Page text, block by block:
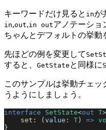
キーワードだけ見ると inが
in,out,in outアノテーショ
ちゃんとデフォルトの挙動
先ほどの例を変更して
すると、 GetState と同様に
このサンプルは挙動チェ
うようにしましょう。
interface SetState<out T
    set
: ( value : T ) =>
}